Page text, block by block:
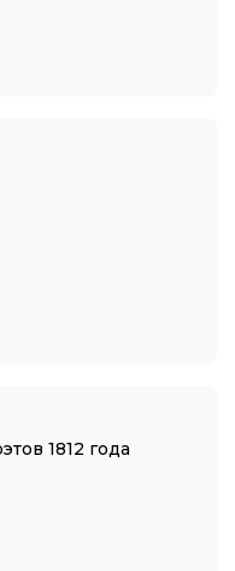
1812 года